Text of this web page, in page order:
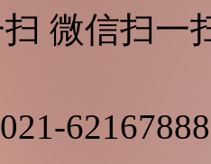
微信扫一
021-62167888